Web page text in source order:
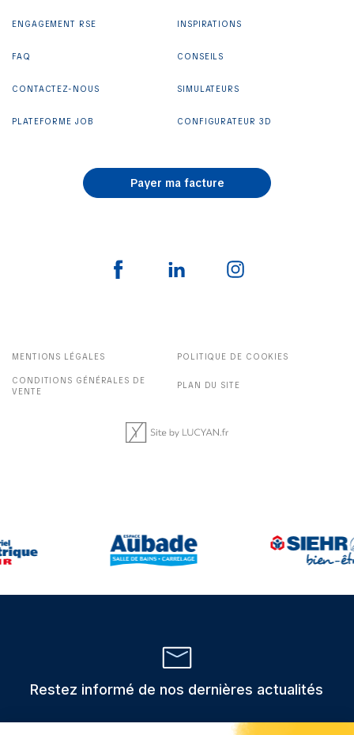
ENGAGEMENT RSE
FAQ
CONTACTEZ-NOUS
PLATEFORME JOB
INSPIRATIONS
CONSEILS
SIMULATEURS
CONFIGURATEUR 3D
Payer ma facture
MENTIONS LÉGALES POLITIQUE DE COOKIES
CONDITIONS GÉNÉRALES DE
VENTE
PLAN DU SITE
Restez informé de nos dernières actualités